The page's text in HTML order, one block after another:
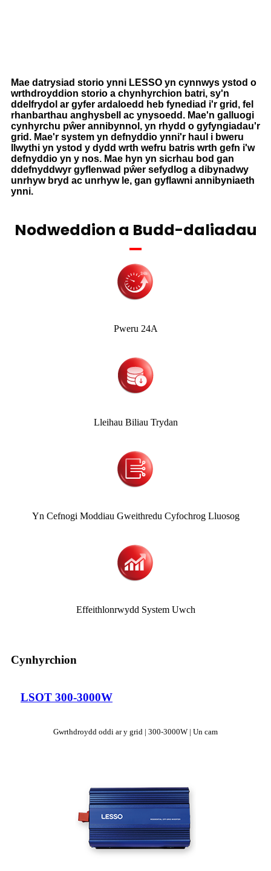
Mae datrysiad storio ynni LESSO yn cynnwys ystod o
wrthdroyddion storio a chynhyrchion batri, sy'n
ddelfrydol ar gyfer ardaloedd heb fynediad i'r grid, fel
rhanbarthau anghysbell ac ynysoedd. Mae'n galluogi
cynhyrchu pŵer annibynnol, yn rhydd o gyfyngiadau'r
grid. Mae'r system yn defnyddio ynni'r haul i bweru
llwythi yn ystod y dydd wrth wefru batris wrth gefn i'w
defnyddio yn y nos. Mae hyn yn sicrhau bod gan
ddefnyddwyr gyflenwad pŵer sefydlog a dibynadwy
unrhyw bryd ac unrhyw le, gan gyflawni annibyniaeth
ynni.
Nodweddion a Budd-daliadau
Pweru 24A
Lleihau Biliau Trydan
Yn Cefnogi Moddiau Gweithredu Cyfochrog Lluosog
Effeithlonrwydd System Uwch
Cynhyrchion
LSOT 300-3000W
Gwrthdroydd oddi ar y grid | 300-3000W | Un cam